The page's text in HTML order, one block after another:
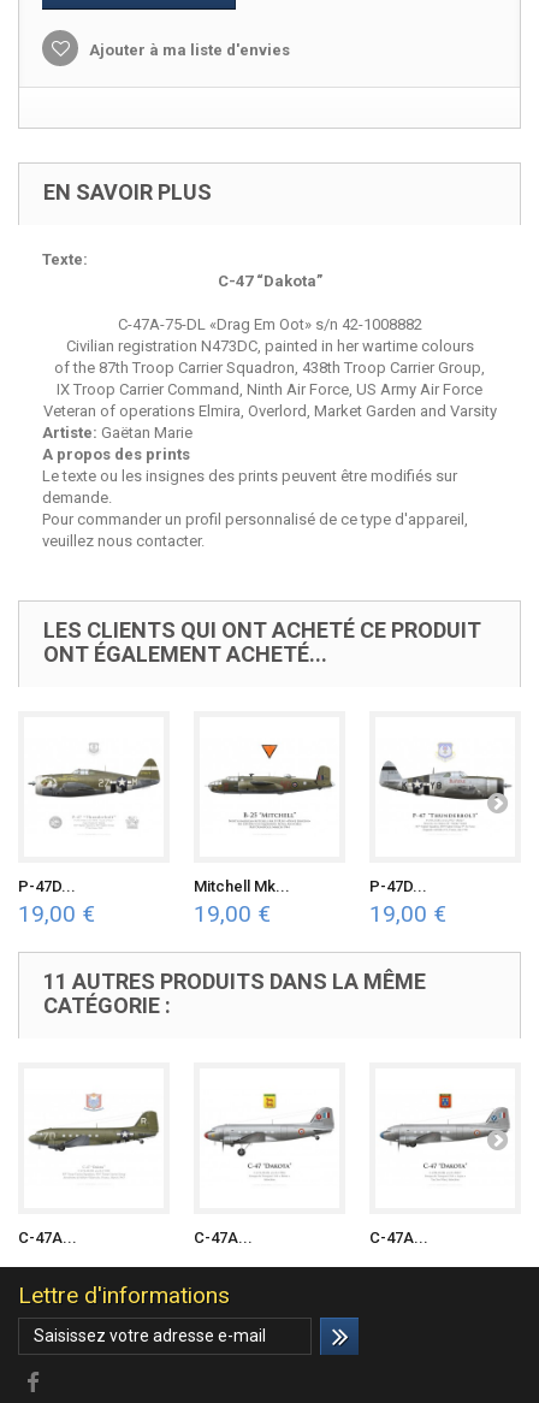
Ajouter à ma liste d'envies
EN SAVOIR PLUS
Texte:
C-47 “Dakota”
C-47A-75-DL «Drag Em Oot» s/n 42-1008882
Civilian registration N473DC, painted in her wartime colours
of the 87th Troop Carrier Squadron, 438th Troop Carrier Group,
IX Troop Carrier Command, Ninth Air Force, US Army Air Force
Veteran of operations Elmira, Overlord, Market Garden and Varsity
Artiste: Gaëtan Marie
A propos des prints
Le texte ou les insignes des prints peuvent être modifiés sur
demande.
Pour commander un profil personnalisé de ce type d'appareil,
veuillez nous contacter.
LES CLIENTS QUI ONT ACHETÉ CE PRODUIT
ONT ÉGALEMENT ACHETÉ...
P-47D...
19,00 €
Mitchell Mk...
19,00 €
P-47D...
19,00 €
11 AUTRES PRODUITS DANS LA MÊME
CATÉGORIE :
C-47A... C-47A... C-47A...
Lettre d'informations